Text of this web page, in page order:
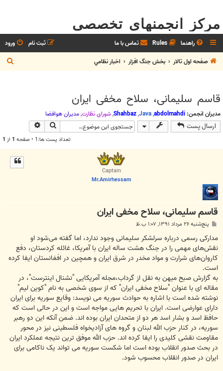
مرکز انجمنهای تخصصی
راهنما Rules تماس با ما ورود
ثبت نام
صفحه اول تالار
بخش جنگ افزار اخبار نظامي
س
قاسم سلیمانی، سلاح مخفی ایران
مدیران انجمن: abdolmahdi
,
Java
,
Shahbaz
,شوراي نظارت,مديران هوافضا
ارسال پست جستجو
تعداد پست ها:1 • صفحه 1 از 1
Captain
Mr.Amirhessam
قاسم سلیمانی، سلاح مخفی ایران
س
ت
پنج‌شنبه ۲۶ مرداد ۱۳۹۱, ۱:۰۷ ب.ظ
مدارکی رسمی درباره سرلشکر سلیمانی وجود ندارد، اما گفته می‌شود او
نقش‌های مهمی را در جنگ هشت ساله ایران با آمریکا، غائله کردستان، دفع
کاروان‌های شرارت و مواد مخدر در شرق ایران و همچین در افغانستان ایفا کرده
است.
به گزارش صبح میهن به نقل از گرداب،مجله آمریکایی "نشنال اینترست"، در
مقاله ای با عنوان "سلاح مخفی ایران" که از سوی شخصی به نام "کوین لیم"
نوشته شده است با اشاره به حوادث سوریه می نویسد: وقایع سوریه برای ایران
دارای عوارضی است. ایران با تحریم هایی مواجه است و این در حالی است که
حافظ اسد و بشار اسد هر دو از متحدان ایران بوده اند. ضمن آنکه این دو رهبر
سوریه، در کنار حزب الله لبنان و گروه های آزادیخواه فلسطینی نیز در محور
مقاومت نقشی کلیدی را ایفا کرده اند. حزب الله موفق ترین نتیجه عملکرد ایران
در بحث صدور انقلاب بوده است اما شکست سوریه می تواند یک ناکامی برای
ایران در صدور انقلاب محسوب شود.